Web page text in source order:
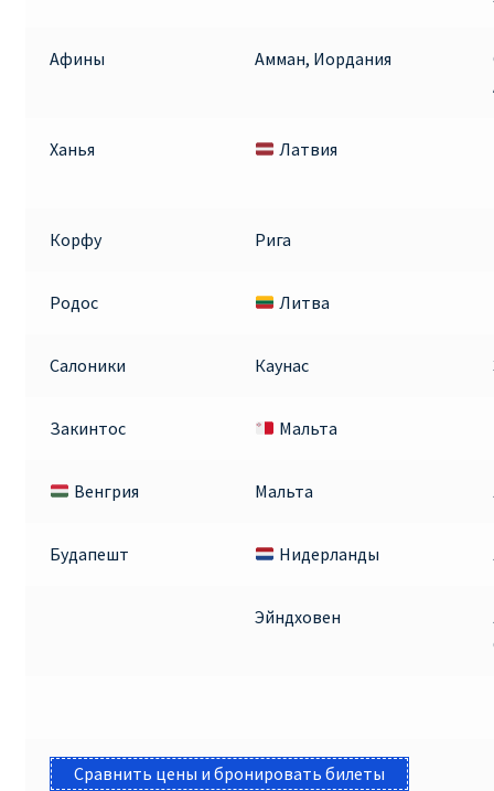
ПРАВИЛА RYANAIR В АЭРОПОРТУ И НА БОРТУ
РЕГИСТРАЦИЯ НА РЕЙС И ДОКУМЕНТЫ ДЛЯ
Афины Амман, Иордания
Ханья
Латвия
Корфу Рига
Родос Литва
Салоники Каунас
Закинтос Мальта
Венгрия Мальта
Будапешт Нидерланды
Эйндховен
Сравнить цены и бронировать билеты